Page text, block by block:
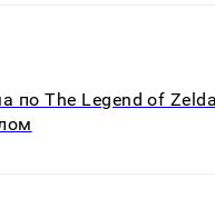
по The Legend of